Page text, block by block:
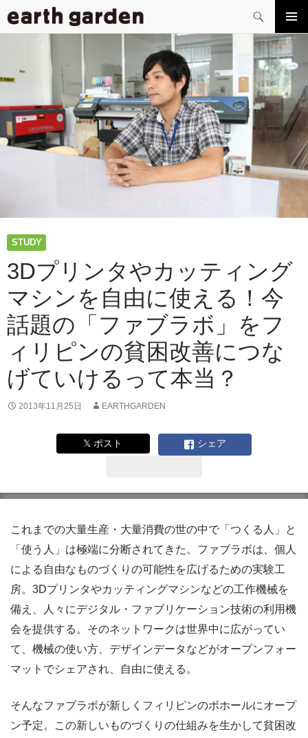
索
メイン
メニュ
ー
コ
ツ
ス
キ
ッ
STUDY
3Dプリンタやカッティング
マシンを自由に使える！今
話題の「ファブラボ」をフ
ィリピンの貧困改善につな
げていけるって本当？
2013年11月25日 EARTHGARDEN
𝕏 ポスト シェア
これまでの大量生産・大量消費の世の中で「つくる人」と
「使う人」は極端に分断されてきた。ファブラボは、個人
による自由なものづくりの可能性を広げるための実験工
房。3Dプリンタやカッティングマシンなどの工作機械を
備え、人々にデジタル・ファブリケーション技術の利用機
会を提供する。そのネットワークは世界中に広がってい
て、機械の使い方、デザインデータなどがオープンフォー
マットでシェアされ、自由に使える。
そんなファブラボが新しくフィリピンのボホールにオープ
ン予定。この新しいものづくりの仕組みを生かして貧困改